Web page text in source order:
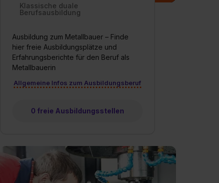
Klassische duale
Berufsausbildung
Ausbildung zum Metallbauer – Finde
hier freie Ausbildungsplätze und
Erfahrungsberichte für den Beruf als
Metallbauerin
Allgemeine Infos zum Ausbildungsberuf
0 freie Ausbildungsstellen